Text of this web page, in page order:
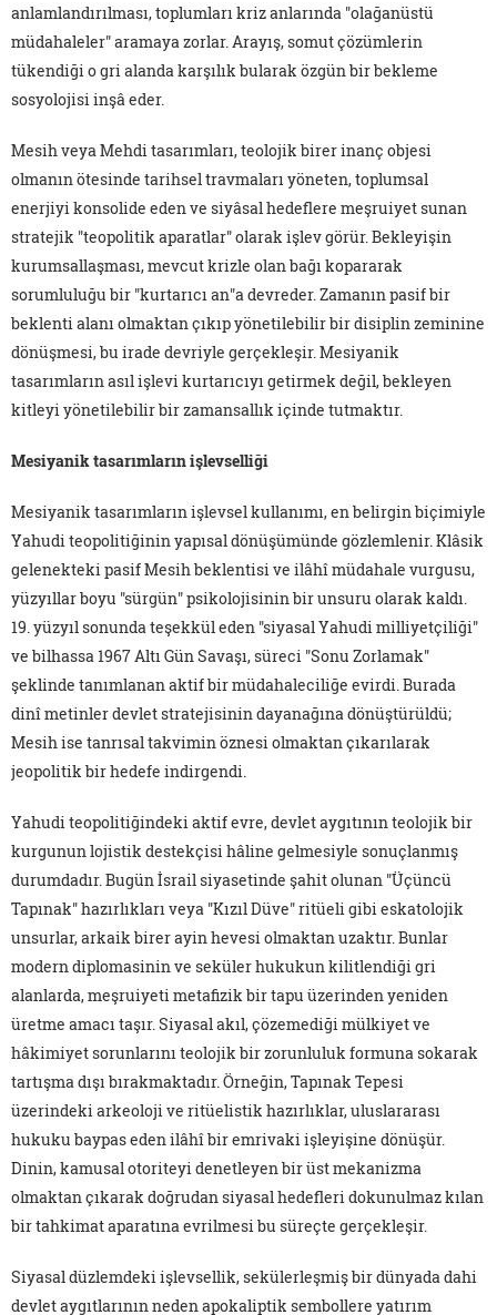
anlamlandırılması, toplumları kriz anlarında "olağanüstü
müdahaleler" aramaya zorlar. Arayış, somut çözümlerin
tükendiği o gri alanda karşılık bularak özgün bir bekleme
sosyolojisi inşâ eder.
Mesih veya Mehdi tasarımları, teolojik birer inanç objesi
olmanın ötesinde tarihsel travmaları yöneten, toplumsal
enerjiyi konsolide eden ve siyâsal hedeflere meşruiyet sunan
stratejik "teopolitik aparatlar" olarak işlev görür. Bekleyişin
kurumsallaşması, mevcut krizle olan bağı kopararak
sorumluluğu bir "kurtarıcı an"a devreder. Zamanın pasif bir
beklenti alanı olmaktan çıkıp yönetilebilir bir disiplin zeminine
dönüşmesi, bu irade devriyle gerçekleşir. Mesiyanik
tasarımların asıl işlevi kurtarıcıyı getirmek değil, bekleyen
kitleyi yönetilebilir bir zamansallık içinde tutmaktır.
Mesiyanik tasarımların işlevselliği
Mesiyanik tasarımların işlevsel kullanımı, en belirgin biçimiyle
Yahudi teopolitiğinin yapısal dönüşümünde gözlemlenir. Klâsik
gelenekteki pasif Mesih beklentisi ve ilâhî müdahale vurgusu,
yüzyıllar boyu "sürgün" psikolojisinin bir unsuru olarak kaldı.
19. yüzyıl sonunda teşekkül eden "siyasal Yahudi milliyetçiliği"
ve bilhassa 1967 Altı Gün Savaşı, süreci "Sonu Zorlamak"
şeklinde tanımlanan aktif bir müdahaleciliğe evirdi. Burada
dinî metinler devlet stratejisinin dayanağına dönüştürüldü;
Mesih ise tanrısal takvimin öznesi olmaktan çıkarılarak
jeopolitik bir hedefe indirgendi.
Yahudi teopolitiğindeki aktif evre, devlet aygıtının teolojik bir
kurgunun lojistik destekçisi hâline gelmesiyle sonuçlanmış
durumdadır. Bugün İsrail siyasetinde şahit olunan "Üçüncü
Tapınak" hazırlıkları veya "Kızıl Düve" ritüeli gibi eskatolojik
unsurlar, arkaik birer ayin hevesi olmaktan uzaktır. Bunlar
modern diplomasinin ve seküler hukukun kilitlendiği gri
alanlarda, meşruiyeti metafizik bir tapu üzerinden yeniden
üretme amacı taşır. Siyasal akıl, çözemediği mülkiyet ve
hâkimiyet sorunlarını teolojik bir zorunluluk formuna sokarak
tartışma dışı bırakmaktadır. Örneğin, Tapınak Tepesi
üzerindeki arkeoloji ve ritüelistik hazırlıklar, uluslararası
hukuku baypas eden ilâhî bir emrivaki işleyişine dönüşür.
Dinin, kamusal otoriteyi denetleyen bir üst mekanizma
olmaktan çıkarak doğrudan siyasal hedefleri dokunulmaz kılan
bir tahkimat aparatına evrilmesi bu süreçte gerçekleşir.
Siyasal düzlemdeki işlevsellik, sekülerleşmiş bir dünyada dahi
devlet aygıtlarının neden apokaliptik sembollere yatırım